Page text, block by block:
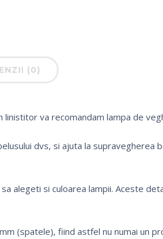
(0)
va recomandam lampa de
dvs, si ajuta la supravegherea
alegeti si culoarea lampii. Aceste
(spatele), fiind astfel nu numai un